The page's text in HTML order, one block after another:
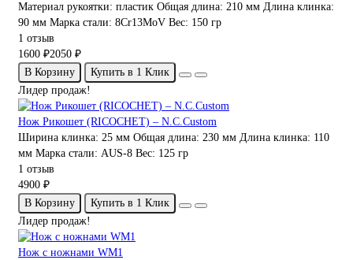
Материал рукоятки: пластик Общая длина: 210 мм Длина клинка:
90 мм Марка стали: 8Cr13MoV Вес: 150 гр
1 отзыв
1600 ₽2050 ₽
В Корзину
Купить в 1 Клик
Лидер продаж!
Нож Рикошет (RICOCHET) – N.C.Custom
Ширина клинка: 25 мм Общая длина: 230 мм Длина клинка: 110
мм Марка стали: AUS-8 Вес: 125 гр
1 отзыв
4900 ₽
В Корзину
Купить в 1 Клик
Лидер продаж!
Нож с ножнами WM1